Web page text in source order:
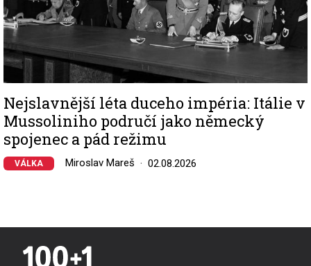
Nejslavnější léta duceho impéria: Itálie v
Mussoliniho područí jako německý
spojenec a pád režimu
VÁLKA Miroslav Mareš 02.08.2026